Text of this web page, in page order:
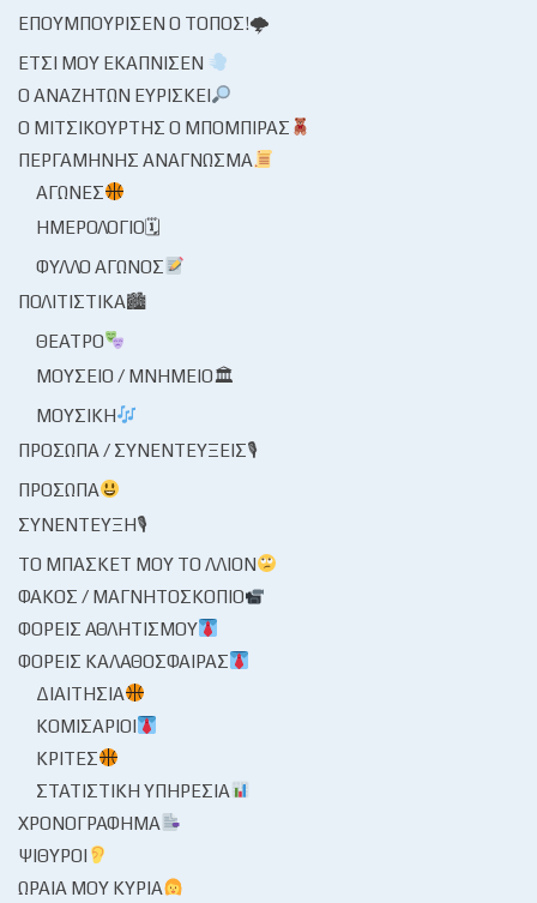
ΕΠΟΥΜΠΟΎΡΙΣΕΝ Ο ΤΌΠΟΣ!🌩
ΈΤΣΙ ΜΟΥ ΕΚΆΠΝΙΣΕΝ
Ο ΑΝΑΖΗΤΏΝ ΕΥΡΊΣΚΕΙ
Ο ΜΙΤΣΙΚΟΥΡΤΉΣ Ο ΜΠΌΜΠΙΡΑΣ
ΠΕΡΓΑΜΗΝΉΣ ΑΝΆΓΝΩΣΜΑ
ΑΓΏΝΕΣ
ΗΜΕΡΟΛΌΓΙΟ🗓
ΦΎΛΛΟ ΑΓΏΝΟΣ
ΠΟΛΙΤΙΣΤΙΚΆ🏙
ΘΈΑΤΡΟ
ΜΟΥΣΕΊΟ / ΜΝΗΜΕΊΟ🏛
ΜΟΥΣΙΚΉ
ΠΡΌΣΩΠΑ / ΣΥΝΕΝΤΕΎΞΕΙΣ🎙
ΠΡΌΣΩΠΑ
ΣΥΝΈΝΤΕΥΞΗ🎙
ΤΟ ΜΠΆΣΚΕΤ ΜΟΥ ΤΟ ΛΛΊΟΝ
ΦΑΚΌΣ / ΜΑΓΝΗΤΟΣΚΌΠΙΟ
ΦΟΡΕΊΣ ΑΘΛΗΤΙΣΜΟΎ
ΦΟΡΕΊΣ ΚΑΛΑΘΌΣΦΑΙΡΑΣ
ΔΙΑΙΤΗΣΊΑ
ΚΟΜΙΣΆΡΙΟΙ
ΚΡΙΤΈΣ
ΣΤΑΤΙΣΤΙΚΉ ΥΠΗΡΕΣΊΑ
ΧΡΟΝΟΓΡΆΦΗΜΑ
ΨΊΘΥΡΟΙ
ΩΡΑΊΑ ΜΟΥ ΚΥΡΊΑ